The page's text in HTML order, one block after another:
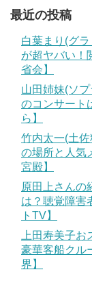
最近の投稿
白葉まり(グ
が超ヤバい！
省会】
山田姉妹(ソ
のコンサート
ら】
竹内太一(土
の場所と人気
宮殿】
原田上さんの
は？聴覚障害
トTV】
上田寿美子
豪華客船クル
界】